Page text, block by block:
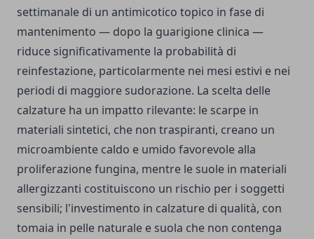
settimanale di un antimicotico topico in fase di
mantenimento — dopo la guarigione clinica —
riduce significativamente la probabilità di
reinfestazione, particolarmente nei mesi estivi e nei
periodi di maggiore sudorazione. La scelta delle
calzature ha un impatto rilevante: le scarpe in
materiali sintetici, che non traspiranti, creano un
microambiente caldo e umido favorevole alla
proliferazione fungina, mentre le suole in materiali
allergizzanti costituiscono un rischio per i soggetti
sensibili; l'investimento in calzature di qualità, con
tomaia in pelle naturale e suola che non contenga